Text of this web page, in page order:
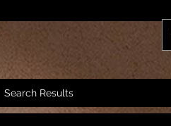
Search Results